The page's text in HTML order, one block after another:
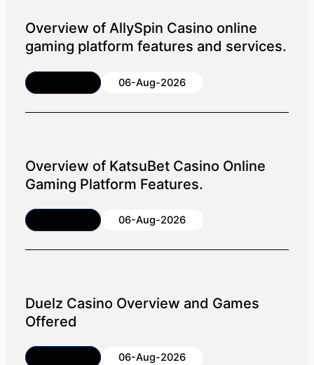
Overview of AllySpin Casino online
gaming platform features and services.
06-Aug-2026
Overview of KatsuBet Casino Online
Gaming Platform Features.
06-Aug-2026
Duelz Casino Overview and Games
Offered
06-Aug-2026